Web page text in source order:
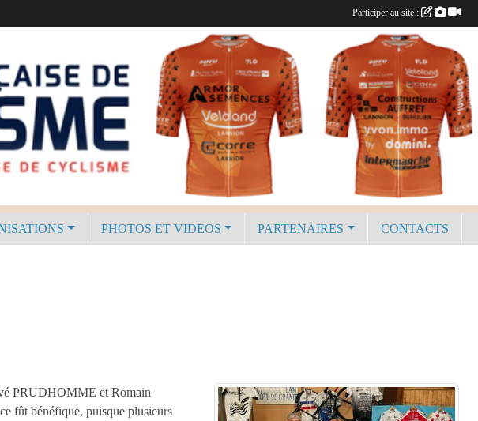
PHOTOS ET VIDEOS PARTENAIRES CONTACTS
PRUDHOMME et Romain
fût bénéfique, puisque plusieurs
Participer au site :